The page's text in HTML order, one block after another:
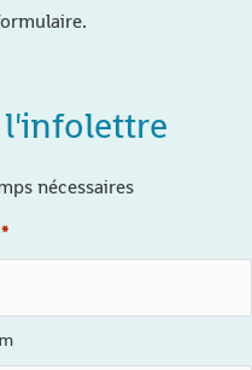
nécessaires
*